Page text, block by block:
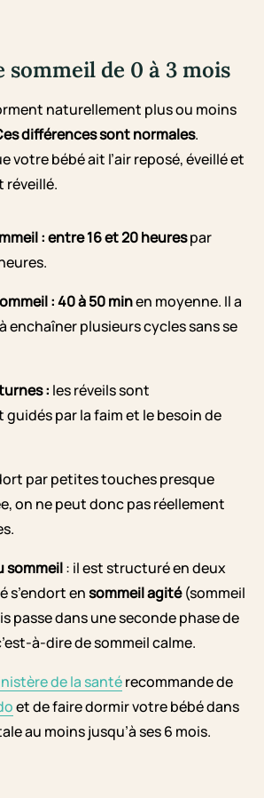
sommeil de 0 à 3 mois
naturellement plus ou moins
différences sont normales.
votre bébé ait l’air reposé, éveillé et
réveillé.
: entre 16 et 20 heurespar
: 40 à 50 minen moyenne. Il a
enchaîner plusieurs cycles sans se
: les réveils sont
par la faimet le besoin de
par petites touchespresque
on ne peut donc pas réellement
sommeil: il est structuré en deux
s’endort ensommeil agité(sommeil
passe dans une seconde phase de
à-dire de sommeil calme.
de la santérecommande de
et de faire dormir votre bébé dans
au moins jusqu’à ses 6 mois.